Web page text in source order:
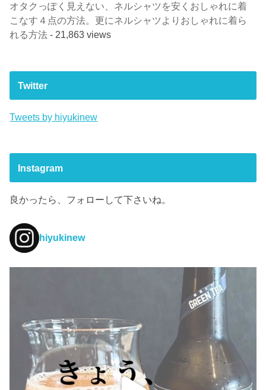
オタクっぽく見えない、ネルシャツを安くおしゃれに着
こなす４点の方法。更にネルシャツよりおしゃれに着ら
れる方法 - 21,863 views
Twitter
Tweets by hiyukinew
Instagram
良かったら、フォローして下さいね。
hiyukinew